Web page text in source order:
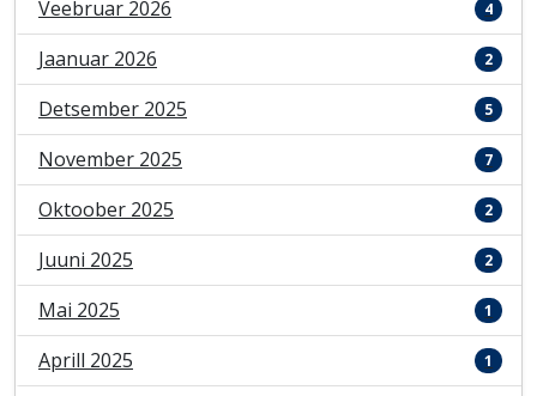
Veebruar 2026 4
Jaanuar 2026 2
Detsember 2025 5
November 2025 7
Oktoober 2025 2
Juuni 2025 2
Mai 2025 1
Aprill 2025 1